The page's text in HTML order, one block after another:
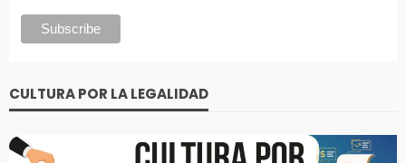
CULTURA POR LA LEGALIDAD